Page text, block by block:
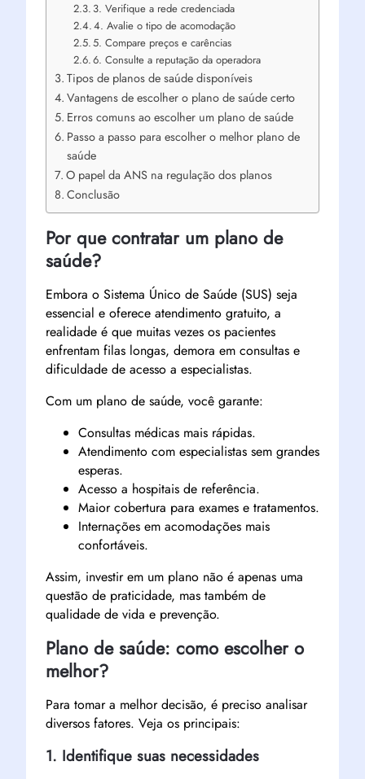
3. Verifique a rede credenciada
4. Avalie o tipo de acomodação
5. Compare preços e carências
6. Consulte a reputação da operadora
Tipos de planos de saúde disponíveis
Vantagens de escolher o plano de saúde certo
Erros comuns ao escolher um plano de saúde
Passo a passo para escolher o melhor plano de
saúde
O papel da ANS na regulação dos planos
Conclusão
Por que contratar um plano de
saúde?
Embora o Sistema Único de Saúde (SUS) seja
essencial e oferece atendimento gratuito, a
realidade é que muitas vezes os pacientes
enfrentam filas longas, demora em consultas e
dificuldade de acesso a especialistas.
Com um plano de saúde, você garante:
Consultas médicas mais rápidas.
Atendimento com especialistas sem grandes
esperas.
Acesso a hospitais de referência.
Maior cobertura para exames e tratamentos.
Internações em acomodações mais
confortáveis.
Assim, investir em um plano não é apenas uma
questão de praticidade, mas também de
qualidade de vida e prevenção.
Plano de saúde: como escolher o
melhor?
Para tomar a melhor decisão, é preciso analisar
diversos fatores. Veja os principais:
1. Identifique suas necessidades